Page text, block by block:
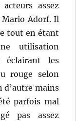
assez
Mario Adorf. Il
tout en étant
utilisation
les
rouge selon
d’autre mains
parfois mal
pas assez